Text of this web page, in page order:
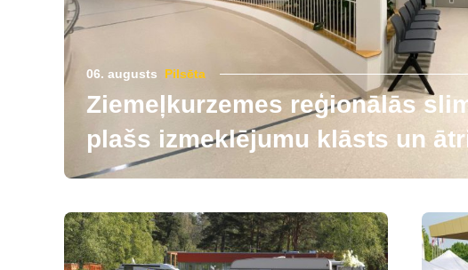
06. augusts Pilsēta
Ziemeļkurzemes reģionālās
plašs izmeklējumu klāsts un